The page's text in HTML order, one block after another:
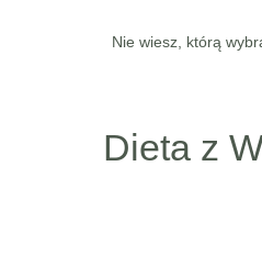
Nie wiesz, którą
Dieta z